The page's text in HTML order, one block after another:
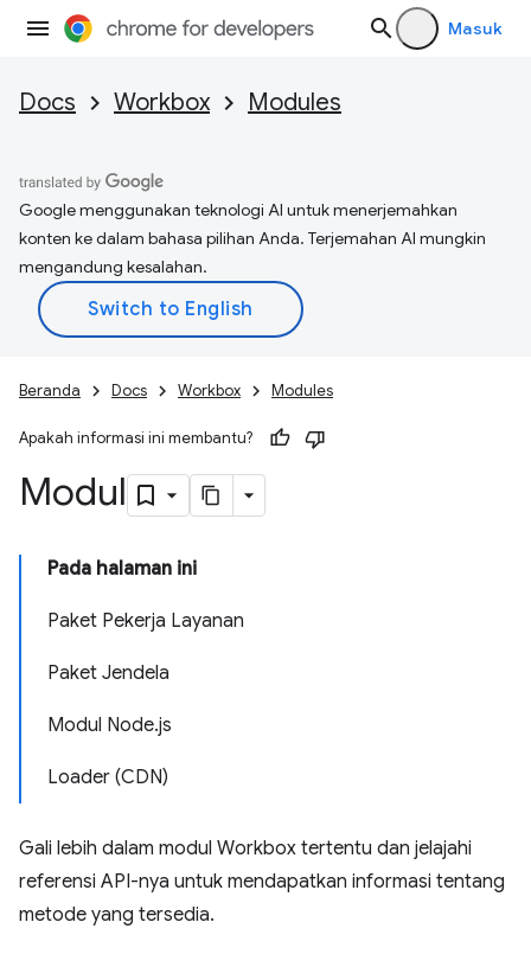
Masuk
Docs Workbox Modules
Google menggunakan teknologi AI untuk menerjemahkan
konten ke dalam bahasa pilihan Anda. Terjemahan AI mungkin
mengandung kesalahan.
Beranda Docs Workbox Modules
Apakah informasi ini membantu?
Modul
Pada halaman ini
Paket Pekerja Layanan
Paket Jendela
Modul Node.js
Loader (CDN)
Gali lebih dalam modul Workbox tertentu dan jelajahi
referensi API-nya untuk mendapatkan informasi tentang
metode yang tersedia.